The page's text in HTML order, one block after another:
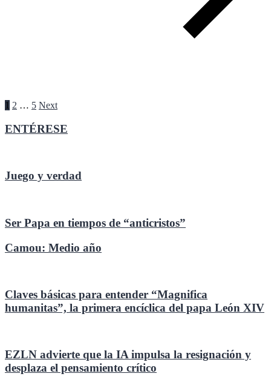
Paginación
de
1 2 … 5 Next
ENTÉRESE
Juego y verdad
Ser Papa en tiempos de “anticristos”
Camou: Medio año
Claves básicas para entender “Magnifica
humanitas”, la primera encíclica del papa León XIV
EZLN advierte que la IA impulsa la resignación y
desplaza el pensamiento crítico